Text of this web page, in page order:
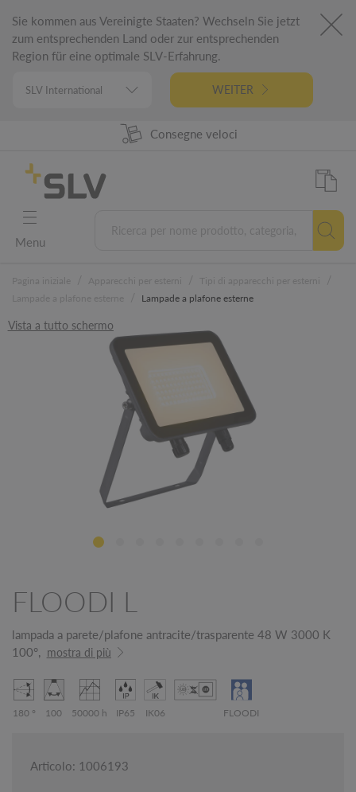
Sie kommen aus Vereinigte Staaten? Wechseln Sie jetzt
zum entsprechenden Land oder zur entsprechenden
Region für eine optimale SLV-Erfahrung.
WEITER
98% Disponibilità prodotti
Consegne veloci
5 letna garancija
Progettato in Germania
Menu
Lampade a plafone esterne
Vista a tutto schermo
FLOODI L
lampada a parete/plafone antracite/trasparente 48 W 3000 K
100°,
mostra di più
180 ° 100 50000 h IP65 IK06 FLOODI
Articolo: 1006193